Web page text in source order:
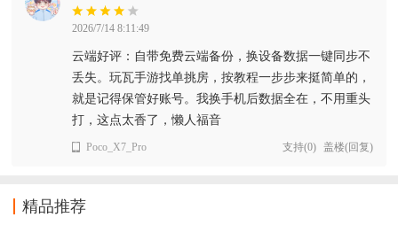
2026/7/14 8:11:49
云端好评：自带免费云端备份，换设备数据一键同步不
丢失。玩瓦手游找单挑房，按教程一步步来挺简单的，
就是记得保管好账号。我换手机后数据全在，不用重头
打，这点太香了，懒人福音
Poco_X7_Pro 支持(0) 盖楼(回复)
精品推荐